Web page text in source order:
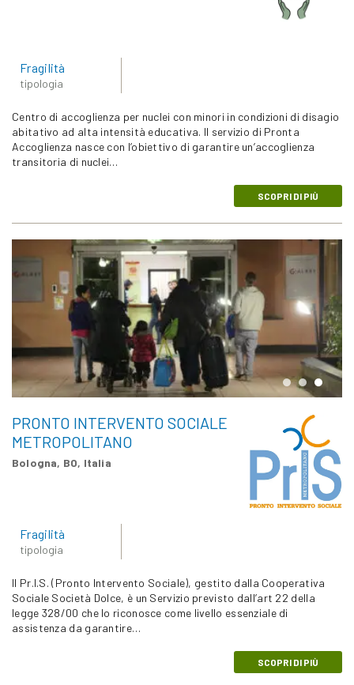
Fragilità
tipologia
Centro di accoglienza per nuclei con minori in condizioni di disagio
abitativo ad alta intensità educativa. Il servizio di Pronta
Accoglienza nasce con l’obiettivo di garantire un’accoglienza
transitoria di nuclei…
SCOPRI DI PIÙ
PRONTO INTERVENTO SOCIALE
METROPOLITANO
Bologna, BO, Italia
Fragilità
tipologia
Il Pr.I.S. (Pronto Intervento Sociale), gestito dalla Cooperativa
Sociale Società Dolce, è un Servizio previsto dall’art 22 della
legge 328/00 che lo riconosce come livello essenziale di
assistenza da garantire…
SCOPRI DI PIÙ